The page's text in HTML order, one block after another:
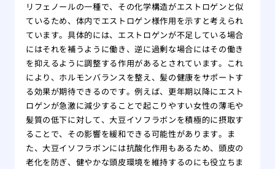
リフェノールの一種で、その化学構造がエストロゲンと似
ているため、体内でエストロゲン様作用を示すと考えられ
ています。具体的には、エストロゲンが不足している場合
にはそれを補うように働き、逆に過剰な場合にはその働き
を抑えるように調整する作用があるとされています。これ
により、ホルモンバランスを整え、髪の健康をサポートす
る効果が期待できるのです。例えば、更年期以降にエスト
ロゲンが急激に減少することで起こりやすい女性の薄毛や
髪質の低下に対して、大豆イソフラボンを積極的に摂取す
ることで、その影響を緩和できる可能性があります。ま
た、大豆イソフラボンには抗酸化作用もあるため、頭皮の
老化を防ぎ、健やかな頭皮環境を維持するのにも役立ちま